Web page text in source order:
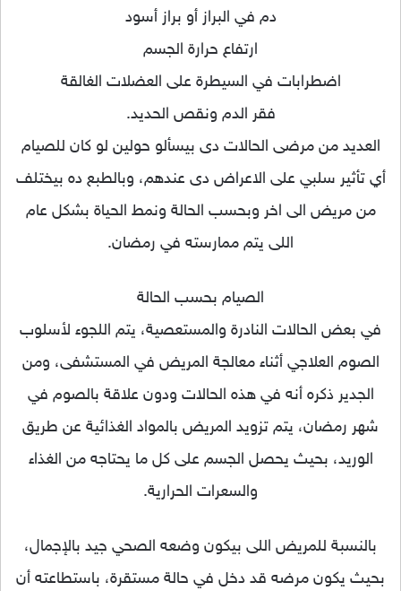
دم في البراز أو براز أسود
ارتفاع حرارة الجسم
اضطرابات في السيطرة على العضلات الغالقة
فقر الدم ونقص الحديد.
العديد من مرضى الحالات دى بيسألو حولين لو كان للصيام
أي تأثير سلبي على الاعراض دى عندهم، وبالطبع ده بيختلف
من مريض الى اخر وبحسب الحالة ونمط الحياة بشكل عام
اللى يتم ممارسته في رمضان.
الصيام بحسب الحالة
في بعض الحالات النادرة والمستعصية، يتم اللجوء لأسلوب
الصوم العلاجي أثناء معالجة المريض في المستشفى، ومن
الجدير ذكره أنه في هذه الحالات ودون علاقة بالصوم في
شهر رمضان، يتم تزويد المريض بالمواد الغذائية عن طريق
الوريد، بحيث يحصل الجسم على كل ما يحتاجه من الغذاء
والسعرات الحرارية.
بالنسبة للمريض اللى بيكون وضعه الصحي جيد بالإجمال،
بحيث يكون مرضه قد دخل في حالة مستقرة، باستطاعته أن